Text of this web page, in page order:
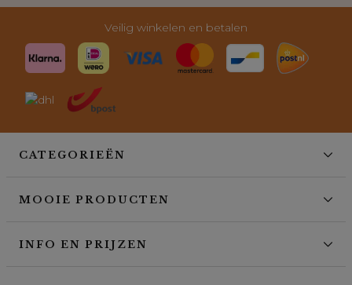
Veilig winkelen en betalen
CATEGORIEËN
MOOIE PRODUCTEN
INFO EN PRIJZEN